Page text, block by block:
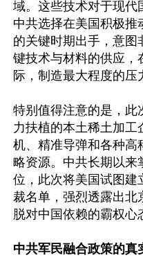
域。这些技术对于现代
中共选择在美国积极推
的关键时期出手，意图
键技术与材料的供应，
际，制造最大程度的压
特别值得注意的是，此
力扶植的本土稀土加
机、精准导弹和各种高
略资源。中共长期以来
位，此次将美国试图建
裁名单，强烈透露出北
脱对中国依赖的霸权心
中共军民融合政策的真